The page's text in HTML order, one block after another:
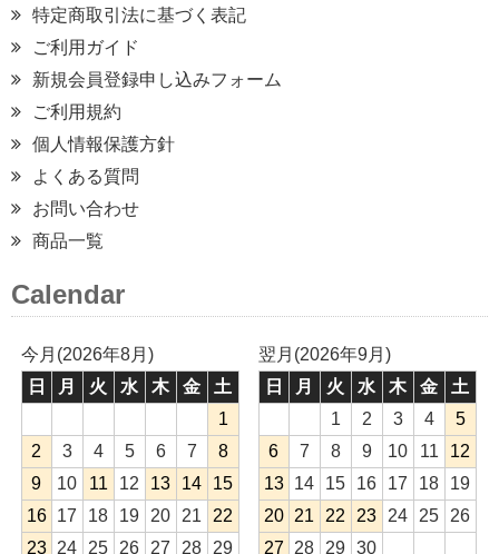
特定商取引法に基づく表記
ご利用ガイド
新規会員登録申し込みフォーム
ご利用規約
個人情報保護方針
よくある質問
お問い合わせ
商品一覧
Calendar
今月(2026年8月)
日
月 火 水 木 金
土
1
2
3 4 5 6 7
8
9
10 11 12 13 14
15
16
17 18 19 20 21
22
23
24 25 26 27 28 29
翌月(2026年9月)
日
月 火 水 木 金
土
1
2 3 4
5
6
7 8 9 10 11
12
13
14 15 16 17 18
19
20
21 22 23 24 25
26
27
28 29 30